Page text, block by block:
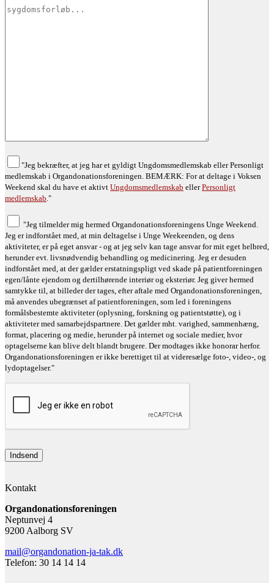
"Jeg bekræfter, at jeg har et gyldigt Ungdomsmedlemskab eller Personligt
medlemskab i Organdonationsforeningen. BEMÆRK: For at deltage i Voksen
Weekend skal du have et aktivt Ungdomsmedlemskab ellerPersonligt
medlemskab ."
"Jeg tilmelder mig hermed Organdonationsforeningens Unge Weekend.
Jeg er indforstået med, at min deltagelse i Unge Weekeenden, og dens
aktiviteter, er på eget ansvar - og at jeg selv kan tage ansvar for mit eget helbred,
herunder evt. livsnødvendig behandling og medicinering. Jeg er desuden
indforstået med, at der gælder erstatningspligt ved skade på patientforeningen
egen/lånte ejendom og dertilhørende interiør og eksteriør. Jeg giver hermed
samtykke til, at billeder der tages, efter aftale med Organdonationsforeningen,
må anvendes ubegrænset af patientforeningen, som led i foreningens
formålsbestemte aktiviteter (oplysning, forskning og patientstøtte), og i
aktiviteter med samarbejdspartnere. Det gælder mht. varighed, sammenhæng,
format, placering og medie, herunder på internet og sociale medier, hvor
optagelserne kan blive delt blandt brugere. Der modtages ikke honorar herfor.
Organdonationsforeningen er ikke berettiget til at videresælge foto-, video-, og
lydoptagelser."
Kontakt
Organdonationsforeningen
Neptunvej 4
9200 Aalborg SV
mail@organdonation-ja-tak.dk
Telefon: 30 14 14 14